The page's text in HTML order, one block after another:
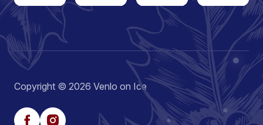
Copyright © 2026 Venlo on Ice